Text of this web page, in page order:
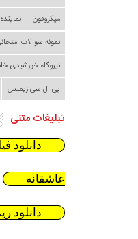
میکروفون
نمونه سوالات
نیروگاه خورشیدی
پی ال سی زیمنس
تبلیغات متنی
دانلود
عاشقانه
دانلود